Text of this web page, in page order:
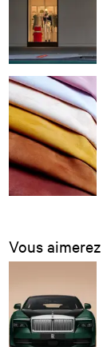
Vous aimerez